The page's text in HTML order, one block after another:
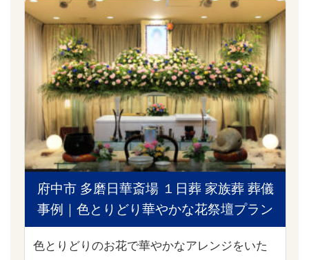
府中市 多磨日華斎場 １日葬 家族葬 葬儀
事例｜色とりどり華やかな花祭壇プラン
色とりどりのお花で華やかなアレンジをいた